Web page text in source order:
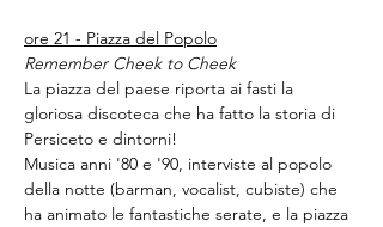
ore 21 - Piazza del Popolo
Remember Cheek to Cheek
La piazza del paese riporta ai fasti la
gloriosa discoteca che ha fatto la storia di
Persiceto e dintorni!
Musica anni '80 e '90, interviste al popolo
della notte (barman, vocalist, cubiste) che
ha animato le fantastiche serate, e la piazza